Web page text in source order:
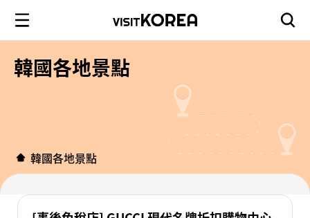
韓國各地景點
韓國各地景點